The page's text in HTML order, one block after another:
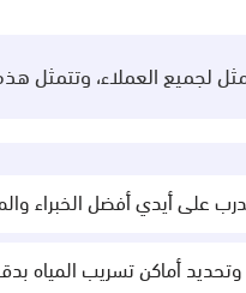
لجميع العملاء، وتتمثل
على أيدي أفضل الخبراء
أماكن تسريب المياه